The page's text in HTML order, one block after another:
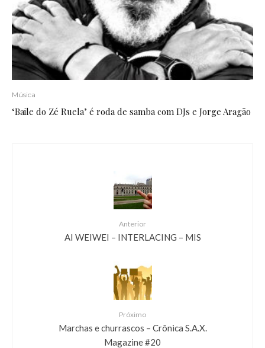
Música
‘Baile do Zé Ruela’ é roda de samba com DJs e Jorge Aragão
Anterior
AI WEIWEI – INTERLACING – MIS
Próximo
Marchas e churrascos – Crônica S.A.X.
Magazine #20